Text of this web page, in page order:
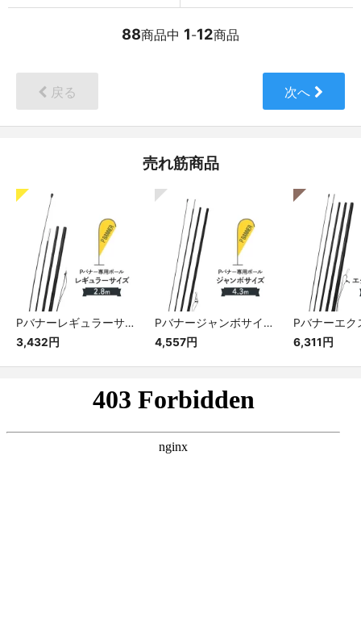
88商品中 1-12商品
戻る 次へ
売れ筋商品
Pバナーレギュラーサイズ専用ポール
3,432円
Pバナージャンボサイズ専用ポール
4,557円
6,311円